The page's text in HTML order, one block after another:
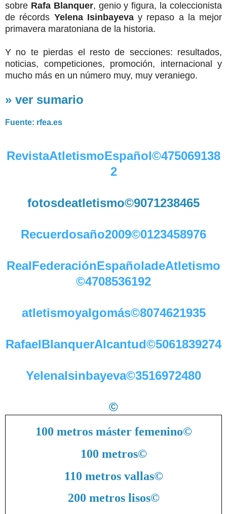
sobre Rafa Blanquer, genio y figura, la coleccionista
de récords Yelena Isinbayevay repaso a la mejor
primavera maratoniana de la historia.
Y no te pierdas el resto de secciones: resultados,
noticias, competiciones, promoción, internacional y
mucho más en un número muy, muy veraniego.
» ver sumario
Fuente: rfea.es
RevistaAtletismoEspañol©475069138
2
fotosdeatletismo©9071238465
Recuerdosaño2009©0123458976
RealFederaciónEspañoladeAtletismo
©4708536192
atletismoyalgomás©8074621935
RafaelBlanquerAlcantud©5061839274
YelenaIsinbayeva©3516972480
©
100 metros máster femenino©
100 metros©
110 metros vallas©
200 metros lisos©